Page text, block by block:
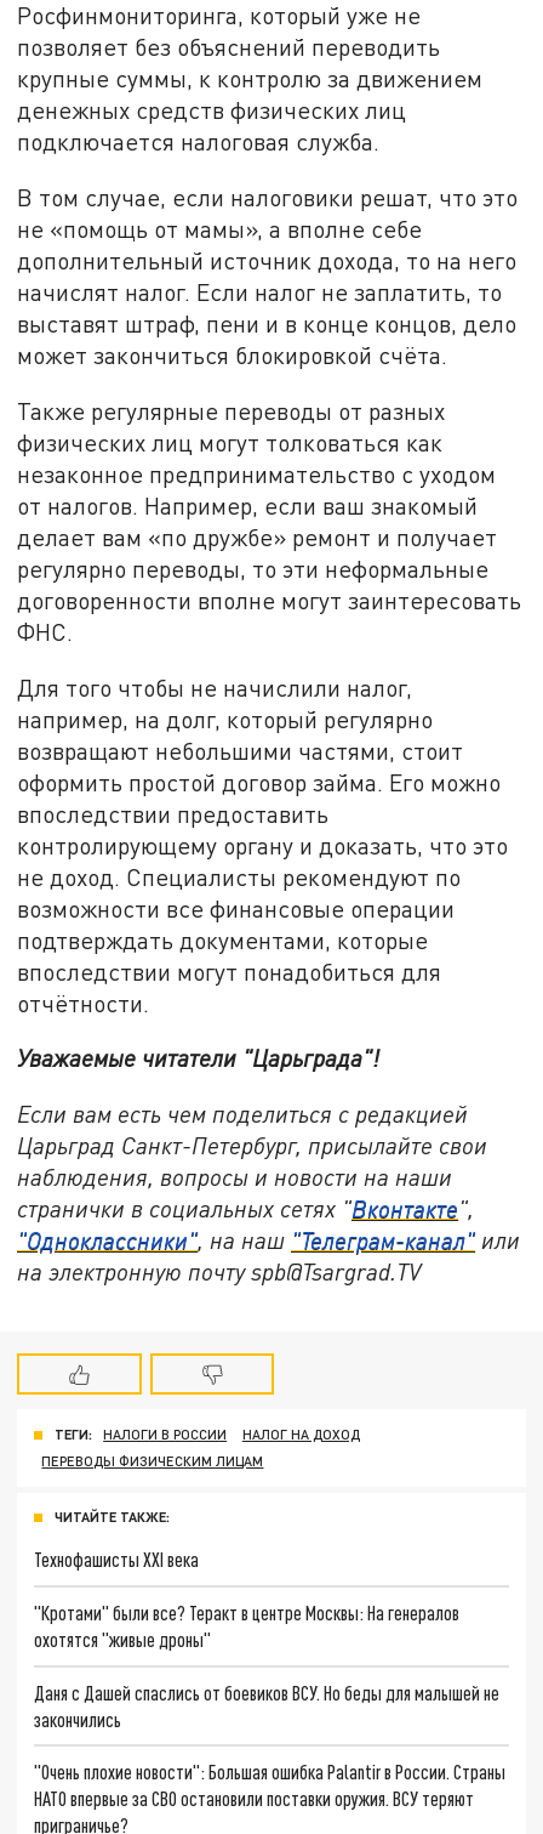
Росфинмониторинга, который уже не
позволяет без объяснений переводить
крупные суммы, к контролю за движением
денежных средств физических лиц
подключается налоговая служба.
В том случае, если налоговики решат, что это
не «помощь от мамы», а вполне себе
дополнительный источник дохода, то на него
начислят налог. Если налог не заплатить, то
выставят штраф, пени и в конце концов, дело
может закончиться блокировкой счёта.
Также регулярные переводы от разных
физических лиц могут толковаться как
незаконное предпринимательство с уходом
от налогов. Например, если ваш знакомый
делает вам «по дружбе» ремонт и получает
регулярно переводы, то эти неформальные
договоренности вполне могут заинтересовать
ФНС.
Для того чтобы не начислили налог,
например, на долг, который регулярно
возвращают небольшими частями, стоит
оформить простой договор займа. Его можно
впоследствии предоставить
контролирующему органу и доказать, что это
не доход. Специалисты рекомендуют по
возможности все финансовые операции
подтверждать документами, которые
впоследствии могут понадобиться для
отчётности.
Уважаемые читатели "Царьграда"!
Если вам есть чем поделиться с редакцией
Царьград Санкт-Петербург, присылайте свои
наблюдения, вопросы и новости на наши
странички в социальных сетях "Вконтакте",
"Одноклассники", на наш "Телеграм-канал" или
на электронную почту spb@Tsargrad.TV
ТЕГИ: НАЛОГИ В РОССИИ
НАЛОГ НА ДОХОД
ПЕРЕВОДЫ ФИЗИЧЕСКИМ ЛИЦАМ
ЧИТАЙТЕ ТАКЖЕ:
Технофашисты XXI века
"Кротами" были все? Теракт в центре Москвы: На генералов
охотятся "живые дроны"
Даня с Дашей спаслись от боевиков ВСУ. Но беды для малышей не
закончились
"Очень плохие новости": Большая ошибка Palantir в России. Страны
НАТО впервые за СВО остановили поставки оружия. ВСУ теряют
приграничье?